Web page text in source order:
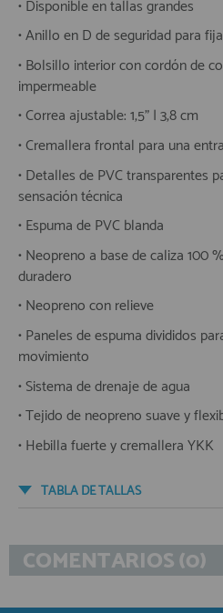
• Disponible en tallas grandes
• Anillo en D de seguridad para
• Bolsillo interior con cordón de
impermeable
• Correa ajustable: 1,5" | 3,8 cm
• Cremallera frontal para una
• Detalles de PVC transparentes
sensación técnica
• Espuma de PVC blanda
• Neopreno a base de caliza 100
duradero
• Neopreno con relieve
• Paneles de espuma divididos
movimiento
• Sistema de drenaje de agua
• Tejido de neopreno suave y
• Hebilla fuerte y cremallera YKK
TABLA DE TALLAS
COMENTARIOS (0)